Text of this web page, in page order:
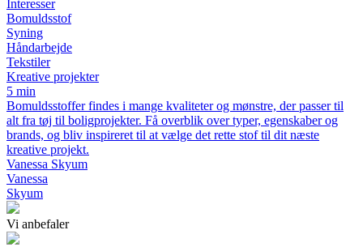
Interesser
Bomuldsstof
Syning
Håndarbejde
Tekstiler
Kreative projekter
5 min
Bomuldsstoffer findes i mange kvaliteter og mønstre, der passer til
alt fra tøj til boligprojekter. Få overblik over typer, egenskaber og
brands, og bliv inspireret til at vælge det rette stof til dit næste
kreative projekt.
Vanessa Skyum
Vanessa
Skyum
Vi anbefaler